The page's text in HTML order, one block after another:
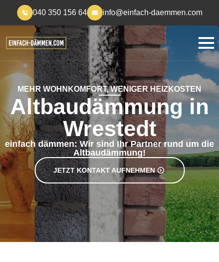
040 350 156 64 info@einfach-daemmen.com
MEHR WOHNKOMFORT, WENIGER HEIZKOSTEN
Altbaudämmung in
Wrestedt
einfach dämmen: Wir sind Ihr Partner rund um die
Altbaudämmung!
JETZT KONTAKT AUFNEHMEN